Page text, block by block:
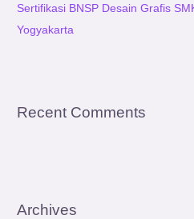
Sertifikasi BNSP Desain Grafis
Yogyakarta
Recent Comments
Archives